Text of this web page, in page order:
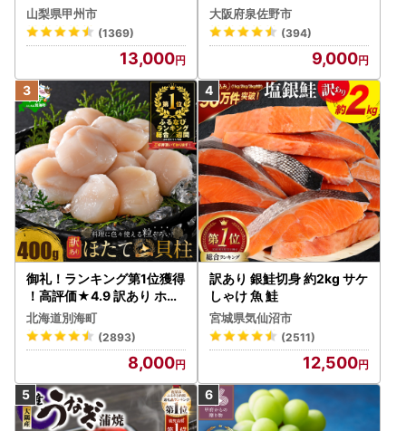
カット 約1.3kg 2～3房【2
026年発送】（MG）B12-
472 FN-Limited-VO シャ
インマスカット フルーツ
山梨県甲州市
(1369)
13,000
大阪府泉佐野市
(394)
9,000
御礼！ランキング第1位獲得
！高評価★4.9 訳あり ホタ
テ 400g（ほたて 帆立 貝柱
冷凍 ）
北海道別海町
(2893)
8,000
訳あり 銀鮭切身 約2kg サケ
しゃけ 魚 鮭
宮城県気仙沼市
(2511)
12,500